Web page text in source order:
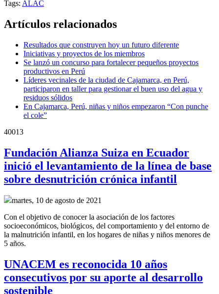
Tags: ALAC
Artículos relacionados
Resultados que construyen hoy un futuro diferente
Iniciativas y proyectos de los miembros
Se lanzó un concurso para fortalecer pequeños proyectos
productivos en Perú
Líderes vecinales de la ciudad de Cajamarca, en Perú,
participaron en taller para gestionar el buen uso del agua y
residuos sólidos
En Cajamarca, Perú, niñas y niños empezaron “Con punche
el cole”
40013
Fundación Alianza Suiza en Ecuador
inició el levantamiento de la línea de base
sobre desnutrición crónica infantil
martes, 10 de agosto de 2021
Con el objetivo de conocer la asociación de los factores
socioeconómicos, biológicos, del comportamiento y del entorno de
la malnutrición infantil, en los hogares de niñas y niños menores de
5 años.
UNACEM es reconocida 10 años
consecutivos por su aporte al desarrollo
sostenible